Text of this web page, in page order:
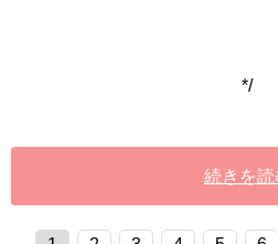
*/
続きを読